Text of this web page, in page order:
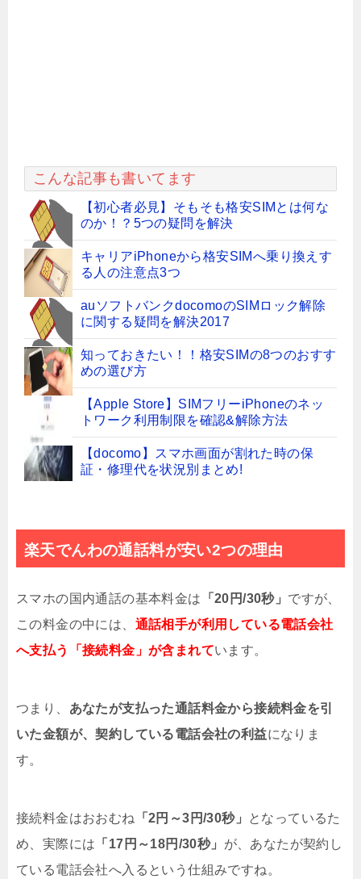
こんな記事も書いてます
【初心者必見】そもそも格安SIMとは何な
のか！？5つの疑問を解決
キャリアiPhoneから格安SIMへ乗り換えす
る人の注意点3つ
auソフトバンクdocomoのSIMロック解除
に関する疑問を解決2017
知っておきたい！！格安SIMの8つのおすす
めの選び方
【Apple Store】SIMフリーiPhoneのネッ
トワーク利用制限を確認&解除方法
【docomo】スマホ画面が割れた時の保
証・修理代を状況別まとめ!
iOS13対応機種一覧まとめ!iPhoneiPad全
機種紹介
ツイ消しはバレる？ツイート削除はタイム
ラインに残るのか検証
LINE IABとは?ログイン中の端末に知らな
[Android/iPhone]スマホのマイクの位置は
どこにある？【解決】
[iPhone/Android]
Twitterで投稿後ツイートを編集できない理
由と2つの対処法
楽天でんわの通話料が安い2つの理由
スマホの国内通話の基本料金は 「20円/30秒」 ですが、
この料金の中には、 通話相手が利用している電話会社
へ支払う「接続料金」が含まれています。
つまり、 あなたが支払った通話料金から接続料金を引
いた金額が、契約している電話会社の利益になりま
す。
接続料金はおおむね 「2円～3円/30秒」
となっているた
め、実際には 「17円～18円/30秒」 が、あなたが契約し
ている電話会社へ入るという仕組みですね。